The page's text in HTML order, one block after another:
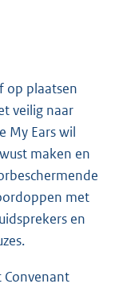
op plaatsen
veilig naar
My Ears wil
maken en
met
en